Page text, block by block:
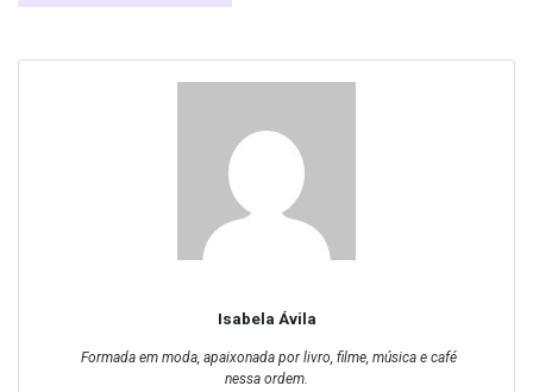
Isabela Ávila
Formada em moda, apaixonada por livro, filme, música e café
nessa ordem.